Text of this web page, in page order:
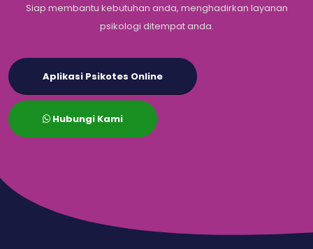
Siap membantu kebutuhan anda, menghadirkan layanan
psikologi ditempat anda.
Aplikasi Psikotes Online
Hubungi Kami